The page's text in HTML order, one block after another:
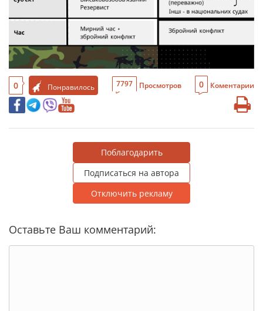
0 Понравилось 7797 Просмотров 0 Коментарии
Поблагодарить
Подписаться на автора
Отключить рекламу
Оставьте Ваш комментарий: